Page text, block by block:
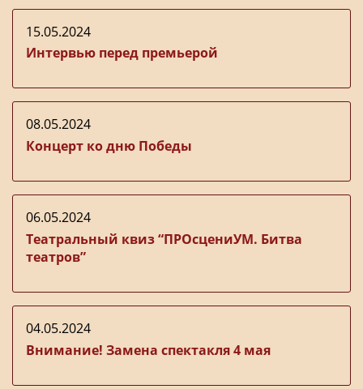
15.05.2024
Интервью перед премьерой
08.05.2024
Концерт ко дню Победы
06.05.2024
Театральный квиз “ПРОсцениУМ. Битва
театров”
04.05.2024
Внимание! Замена спектакля 4 мая